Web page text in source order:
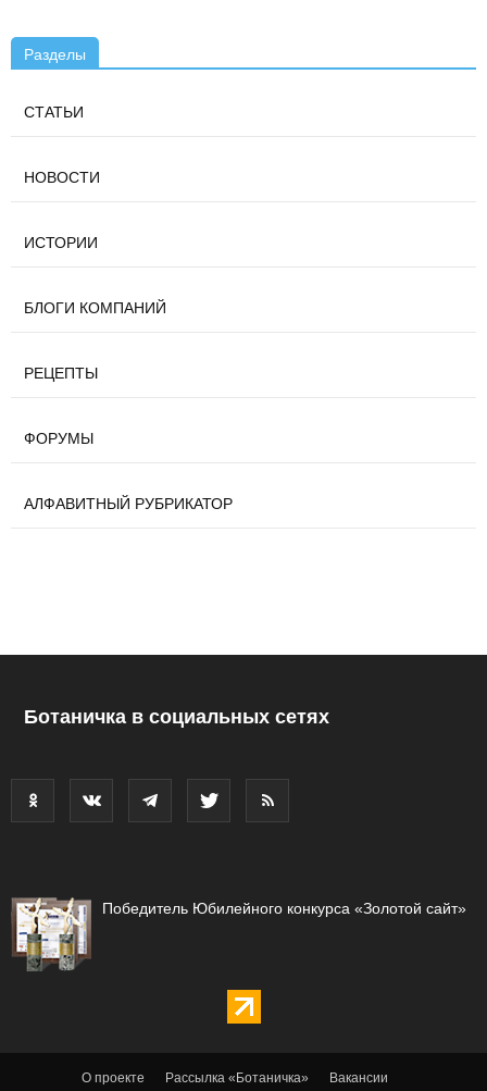
Разделы
СТАТЬИ
НОВОСТИ
ИСТОРИИ
БЛОГИ КОМПАНИЙ
РЕЦЕПТЫ
ФОРУМЫ
АЛФАВИТНЫЙ РУБРИКАТОР
Ботаничка в социальных сетях
Победитель Юбилейного конкурса «Золотой сайт»
О проекте Рассылка «Ботаничка» Вакансии